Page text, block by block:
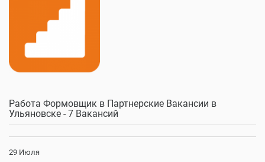
Работа Формовщик в Партнерские Вакансии в
Ульяновске - 7 Вакансий
29 Июля